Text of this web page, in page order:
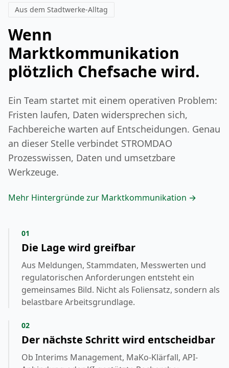
Aus dem Stadtwerke-Alltag
Wenn
Marktkommunikation
plötzlich Chefsache wird.
Ein Team startet mit einem operativen Problem:
Fristen laufen, Daten widersprechen sich,
Fachbereiche warten auf Entscheidungen. Genau
an dieser Stelle verbindet STROMDAO
Prozesswissen, Daten und umsetzbare
Werkzeuge.
Mehr Hintergründe zur Marktkommunikation →
01
Die Lage wird greifbar
Aus Meldungen, Stammdaten, Messwerten und
regulatorischen Anforderungen entsteht ein
gemeinsames Bild. Nicht als Foliensatz, sondern als
belastbare Arbeitsgrundlage.
02
Der nächste Schritt wird entscheidbar
Ob Interims Management, MaKo-Klärfall, API-